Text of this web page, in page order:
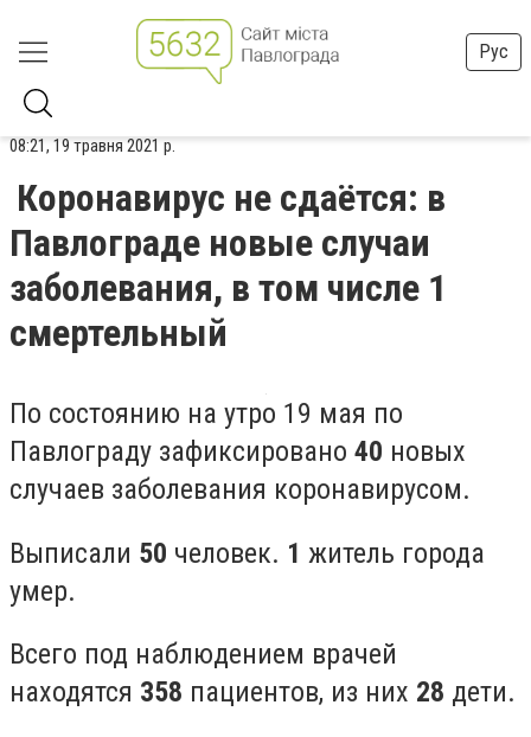
Рус
08:21, 19 травня 2021 р.
Коронавирус не сдаётся: в
Павлограде новые случаи
заболевания, в том числе 1
смертельный
По состоянию на утро 19 мая по
Павлограду зафиксировано 40 новых
случаев заболевания коронавирусом.
Выписали 50 человек. 1 житель города
умер.
Всего под наблюдением врачей
находятся 358 пациентов, из них 28 дети.